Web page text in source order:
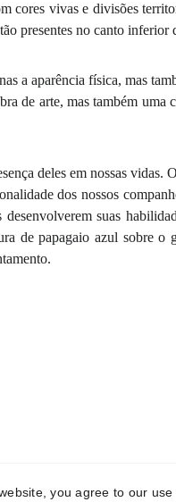
cores vivas e divisões
presentes no canto inferior
a aparência física, mas
de arte, mas também uma
deles em nossas vidas.
dos nossos
suas
de papagaio azul sobre o
you agree to our use